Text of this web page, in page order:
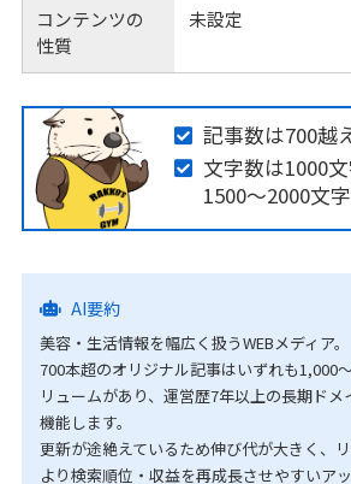
コンテンツの
性質
未設定
記事数は700越
文字数は1000
1500～2000文
AI要約
美容・生活情報を幅広く扱うWEBメディア。
700本超のオリジナル記事はいずれも1,000
リュームがあり、運営歴7年以上の長期ドメ
機能します。
更新が途絶えているため伸び代が大きく、
より検索順位・収益を再成長させやすいア